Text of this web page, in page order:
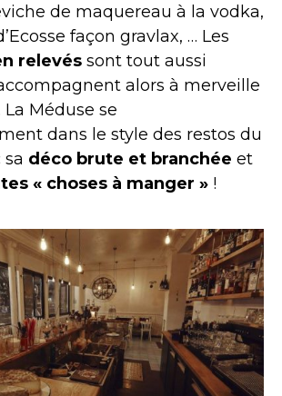
de maquereau à la vodka,
façon gravlax, … Les
relevés sont tout aussi
alors à merveille
La Méduse se
dans le style des restos du
déco brute et branchée et
« choses à manger » !